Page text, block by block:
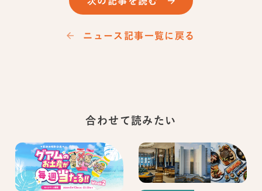
ニュース記事一覧に戻る
合わせて読みたい